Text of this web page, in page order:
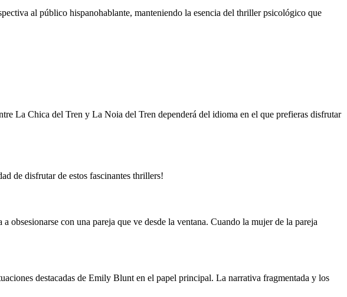
al público hispanohablante, manteniendo la esencia del thriller psicológico que
La Chica del Tren y La Noia del Tren dependerá del idioma en el que prefieras disfrutar
de disfrutar de estos fascinantes thrillers!
con una pareja que ve desde la ventana. Cuando la mujer de la pareja
destacadas de Emily Blunt en el papel principal. La narrativa fragmentada y los